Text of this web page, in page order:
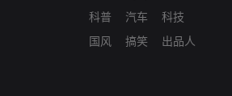
科普
国风
汽车
搞笑
科技
出品人